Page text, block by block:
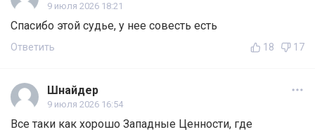
9 июля 2026 18:21
Спасибо этой судье, у нее совесть есть
Ответить 18 17
Шнайдер
9 июля 2026 16:54
Все таки как хорошо Западные Ценности, где